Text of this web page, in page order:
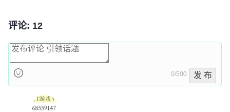
评论: 12
0/500 发 布